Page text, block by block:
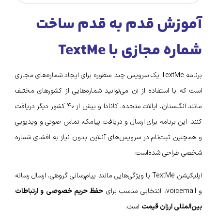
آموزش قدم به قدم ساخت
شماره مجازی با TextMe
برنامه TextMe یک سرویس چند منظوره برای ایجاد شماره‌های مجازی
است که با استفاده از آن می‌توانید شماره‌هایی از کشورهای مختلف
مانند انگلستان، ایالات متحده، کانادا و بیش از ۴۰ کشور دیگر دریافت
کنند. این برنامه برای ارسال و دریافت پیامک، تماس صوتی و ویدیویی
و همچنین ثبت‌نام در سرویس‌های آنلاین بدون نیاز به افشای شماره
شخصی طراحی شده‌است.
اپلیکیشن TextMe با ویژگی‌هایی مانند پیام‌رسانی گروهی، ارسال رسانه
و voicemail، انتخابی مناسب برای
حفظ حریم خصوصی و ارتباطات
بین‌المللی ارزان قیمت است.